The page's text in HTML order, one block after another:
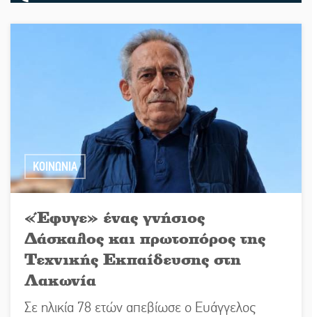
ΚΟΙΝΩΝΙΑ
«Έφυγε» ένας γνήσιος
Δάσκαλος και πρωτοπόρος της
Τεχνικής Εκπαίδευσης στη
Λακωνία
Σε ηλικία 78 ετών απεβίωσε ο Ευάγγελος